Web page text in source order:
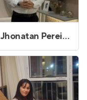
Jhonatan Pereira Palermo